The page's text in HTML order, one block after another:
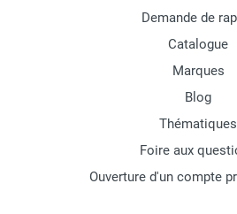
Demande de
Catalogue
Marques
Blog
Thématiques
Foire aux
Ouverture d'un compte